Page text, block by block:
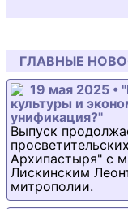
ГЛАВНЫЕ
19 мая 2025 •
культуры и
унификация?"
Выпуск
Архипастыря" с
Лискинским
митрополии.